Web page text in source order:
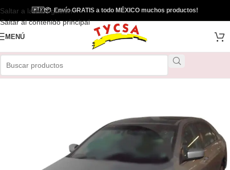
Saltar a la navegación
Saltar al contenido principal
🇲🇽📦Envío GRATIS a todo MÉXICO muchos productos!
MENÚ